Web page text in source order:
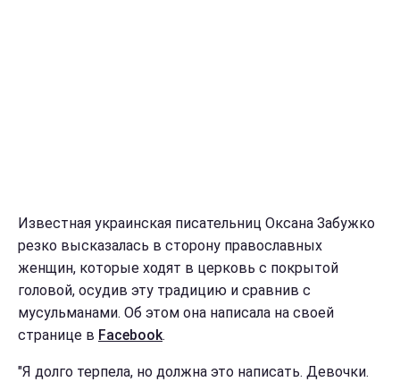
Известная украинская писательниц Оксана Забужко
резко высказалась в сторону православных
женщин, которые ходят в церковь с покрытой
головой, осудив эту традицию и сравнив с
мусульманами. Об этом она написала на своей
странице в Facebook.
"Я долго терпела, но должна это написать. Девочки.